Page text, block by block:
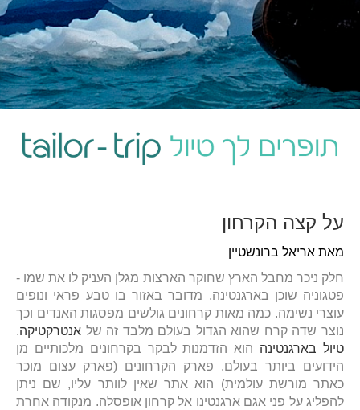
על קצה הקרחון
מאת אריאל ברונשטיין
חלק ניכר מחבל הארץ שחוקר הארצות מגלן העניק לו את שמו -
פטגוניה שוכן בארגנטינה. מדובר באזור בו טבע פראי ונופים
עוצרי נשימה. כמה מאות קרחונים גולשים מפסגות האנדים וכך
נוצר שדה קרח שהוא הגדול בעולם מלבד זה של אנטרקטיקה.
טיול בארגנטינה הוא הזדמנות לבקר בקרחונים מלכותיים מן
הידועים ביותר בעולם. פארק הקרחונים (פארק עצום מוכר
כאתר מורשת עולמית) הוא אתר שאין לוותר עליו, שם ניתן
להפליג על פני אגם ארגנטינו אל קרחון אופסלה. מנקודה אחרת